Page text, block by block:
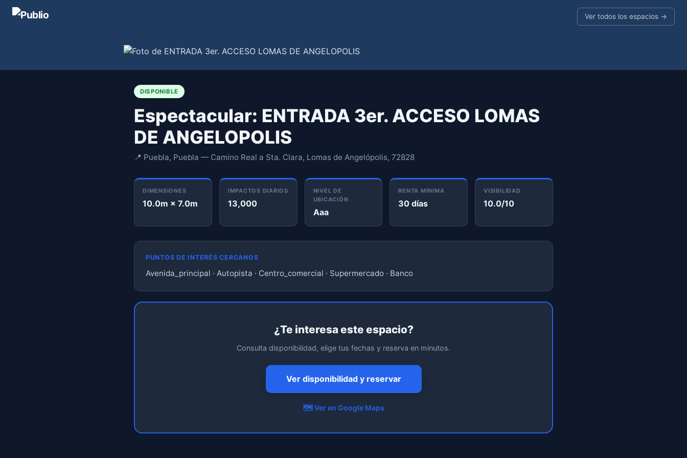
Ver todos los espacios →
DISPONIBLE
Espectacular: ENTRADA 3er. ACCESO LOMAS
DE ANGELOPOLIS
📍 Puebla, Puebla — Camino Real a Sta. Clara, Lomas de Angelópolis, 72828
DIMENSIONES
10.0m × 7.0m
IMPACTOS DIARIOS
13,000
NIVEL DE
UBICACIÓN
Aaa
RENTA MÍNIMA
30 días
VISIBILIDAD
10.0/10
PUNTOS DE INTERÉS CERCANOS
Avenida_principal · Autopista · Centro_comercial · Supermercado · Banco
¿Te interesa este espacio?
Consulta disponibilidad, elige tus fechas y reserva en minutos.
Ver disponibilidad y reservar
🗺️ Ver en Google Maps